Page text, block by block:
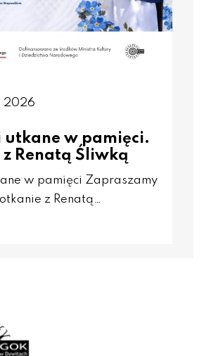
2026
utkane w pamięci.
Renatą Śliwką
w pamięci Zapraszamy
z Renatą…